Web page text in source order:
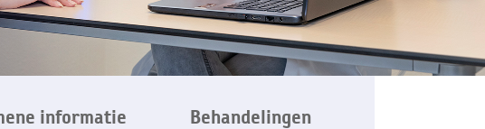
informatie Behandelingen